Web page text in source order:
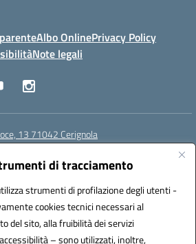
di tracciamento
strumenti di profilazione degli utenti -
cookies tecnici necessari al
del sito, alla fruibilità dei servizi
– sono utilizzati, inoltre,
Albo OnlinePrivacy Policy
Note legali
13 71042 Cerignola
(PEC):fgps08000e@pec.istruzione.it
Amministrazioni (IPA): istsc_fgps08000e
UFSPA6